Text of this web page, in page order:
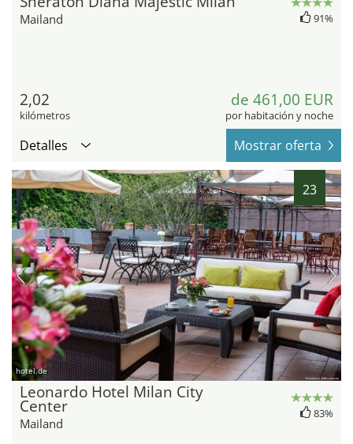
Mailand 91%
2,02
kilómetros
de 461,00 EUR
por habitación y noche
Detalles Mostrar oferta
23
hotel.de
Leonardo Hotel Milan City
Center
Mailand
83%